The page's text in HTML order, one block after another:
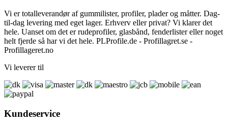
Vi er totalleverandør af gummilister, profiler, plader og måtter. Dag-
til-dag levering med eget lager. Erhverv eller privat? Vi klarer det
hele. Uanset om det er rudeprofiler, glasbånd, fenderlister eller noget
helt fjerde så har vi det hele. PLProfile.de - Profillagret.se -
Profillageret.no
Vi leverer til
Kundeservice